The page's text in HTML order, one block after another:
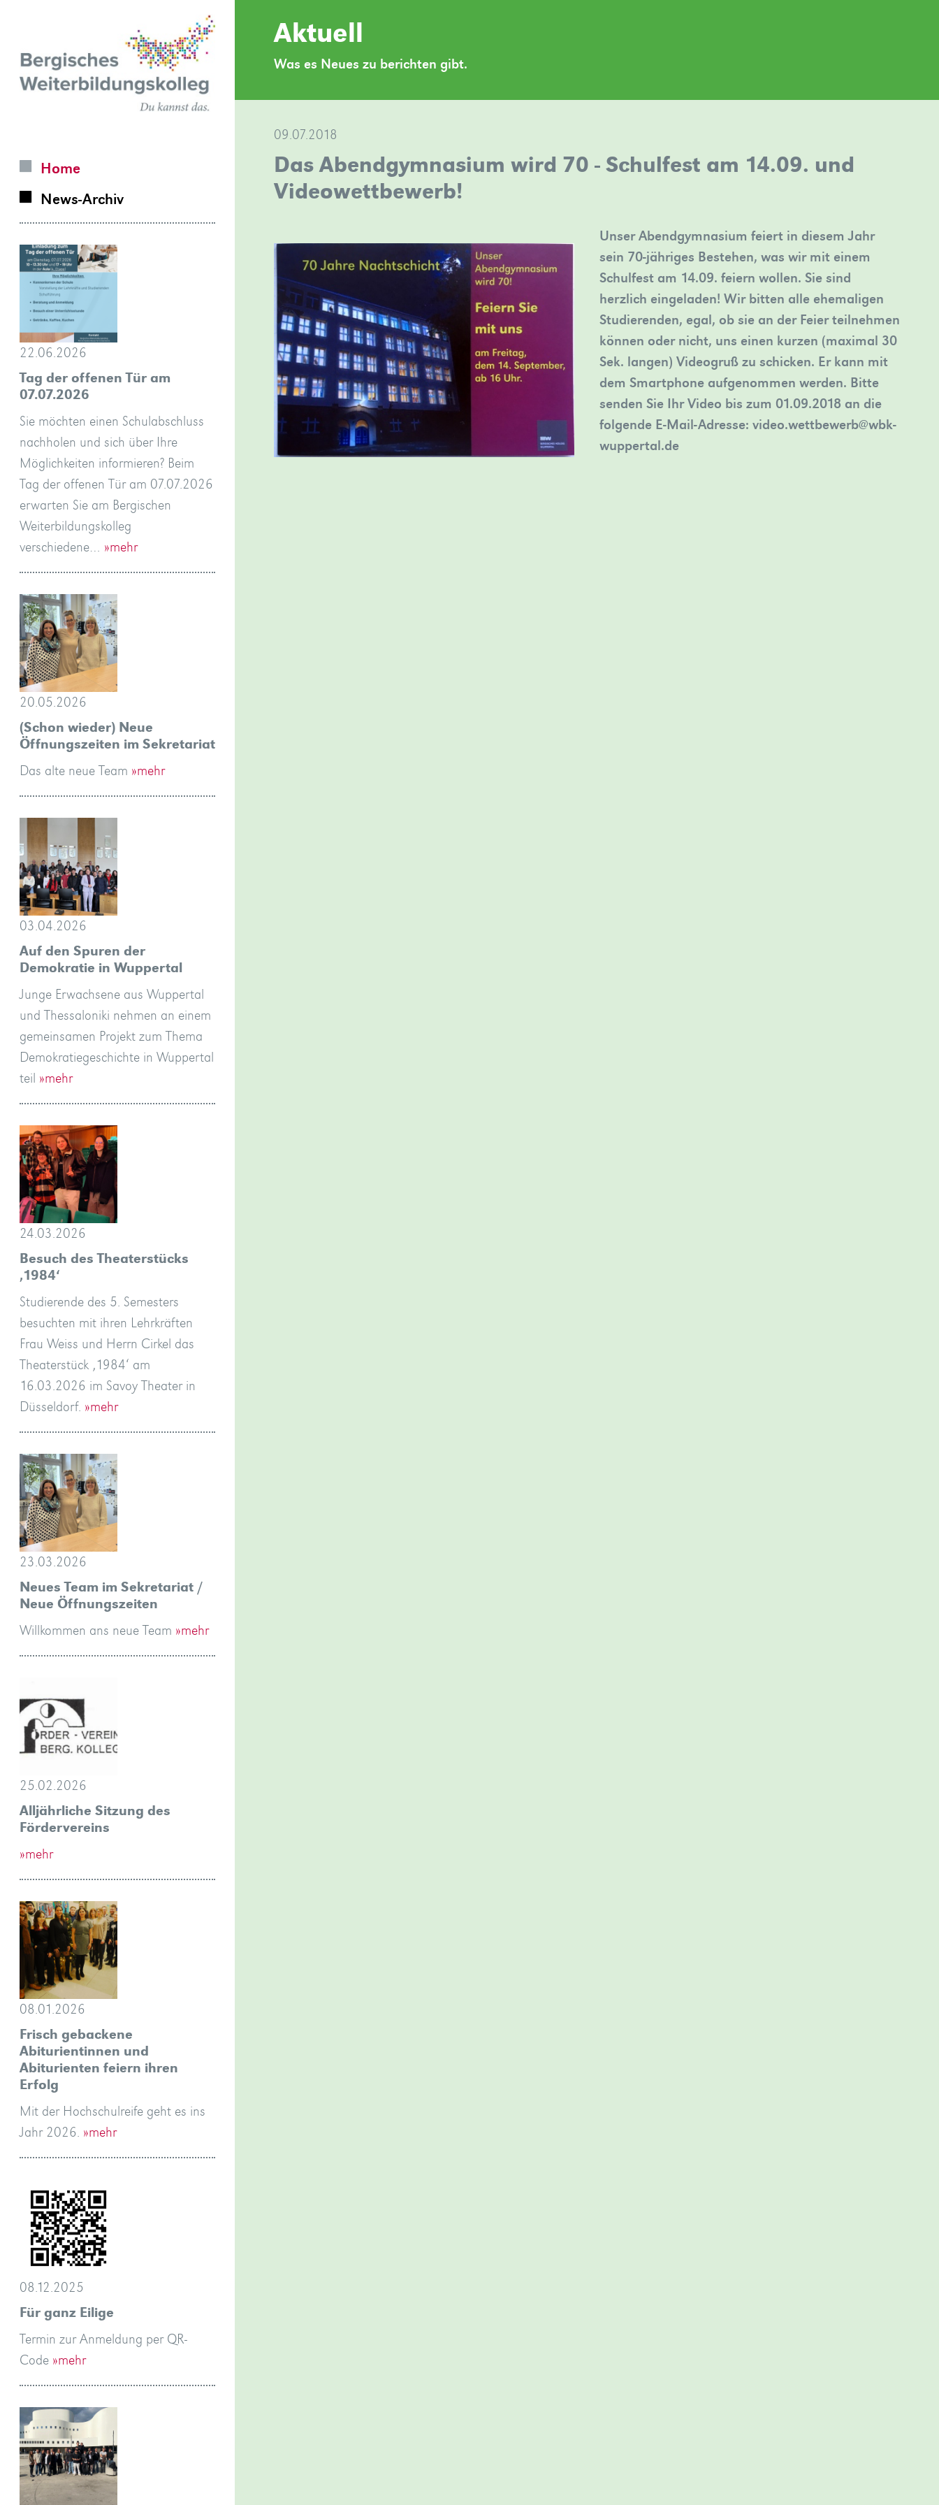
Homepage
Home
News-Archiv
22.06.2026
Tag der offenen Tür am
07.07.2026
Sie möchten einen Schulabschluss
nachholen und sich über Ihre
Möglichkeiten informieren? Beim
Tag der offenen Tür am 07.07.2026
erwarten Sie am Bergischen
Weiterbildungskolleg
verschiedene… »mehr
20.05.2026
(Schon wieder) Neue
Öffnungszeiten im Sekretariat
Das alte neue Team »mehr
03.04.2026
Auf den Spuren der
Demokratie in Wuppertal
Junge Erwachsene aus Wuppertal
und Thessaloniki nehmen an einem
gemeinsamen Projekt zum Thema
Demokratiegeschichte in Wuppertal
teil »mehr
24.03.2026
Besuch des Theaterstücks
‚1984‘
Studierende des 5. Semesters
besuchten mit ihren Lehrkräften
Frau Weiss und Herrn Cirkel das
Theaterstück ‚1984‘ am
16.03.2026 im Savoy Theater in
Düsseldorf. »mehr
23.03.2026
Neues Team im Sekretariat /
Neue Öffnungszeiten
Willkommen ans neue Team »mehr
25.02.2026
Alljährliche Sitzung des
Fördervereins
»mehr
08.01.2026
Frisch gebackene
Abiturientinnen und
Abiturienten feiern ihren
Erfolg
Mit der Hochschulreife geht es ins
Jahr 2026. »mehr
08.12.2025
Für ganz Eilige
Termin zur Anmeldung per QR-
Code »mehr
Aktuell
Was es Neues zu berichten gibt.
09.07.2018
Das Abendgymnasium wird 70 - Schulfest am 14.09. und
Videowettbewerb!
Unser Abendgymnasium feiert in diesem Jahr
sein 70-jähriges Bestehen, was wir mit einem
Schulfest am 14.09. feiern wollen. Sie sind
herzlich eingeladen! Wir bitten alle ehemaligen
Studierenden, egal, ob sie an der Feier teilnehmen
können oder nicht, uns einen kurzen (maximal 30
Sek. langen) Videogruß zu schicken. Er kann mit
dem Smartphone aufgenommen werden. Bitte
senden Sie Ihr Video bis zum 01.09.2018 an die
folgende E-Mail-Adresse: video.wettbewerb@wbk-
wuppertal.de